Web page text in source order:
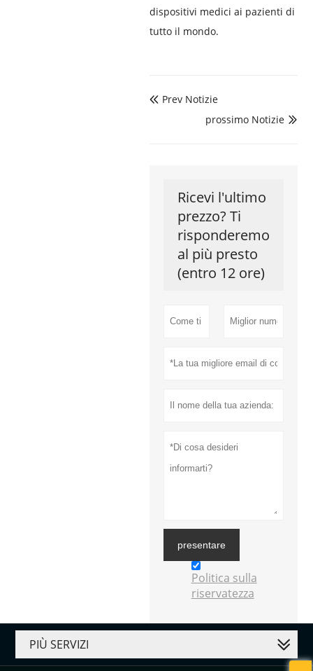
dispositivi medici ai pazienti di
tutto il mondo.
 Prev Notizie

prossimo Notizie
Ricevi l'ultimo
prezzo? Ti
risponderemo
al più presto
(entro 12 ore)
presentare
Politica sulla
riservatezza
PIÙ SERVIZI